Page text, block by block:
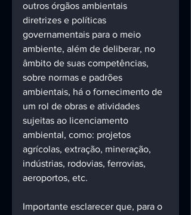
outros órgãos ambientais
diretrizes e políticas
governamentais para o meio
ambiente, além de deliberar, no
âmbito de suas competências,
sobre normas e padrões
ambientais, há o fornecimento de
um rol de obras e atividades
sujeitas ao licenciamento
ambiental, como: projetos
agrícolas, extração, mineração,
indústrias, rodovias, ferrovias,
aeroportos, etc.
Importante esclarecer que, para o